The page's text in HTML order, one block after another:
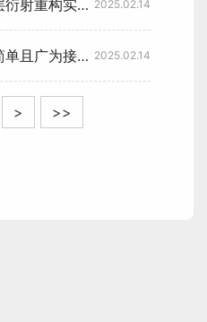
通过低剂量电子叠层衍射重构实现金属有机框架的原子级分辨率成像 2025.02.14
重新评估一个看似简单且广为接受的二维COF结构 2025.02.14
> >>